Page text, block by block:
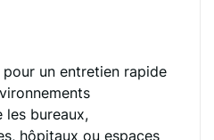
un entretien rapide
les bureaux,
hôpitaux ou espaces